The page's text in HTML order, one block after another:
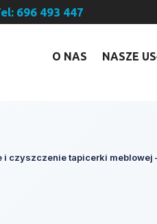
696 493 447
O NAS NASZE
i czyszczenie tapicerki meblowej